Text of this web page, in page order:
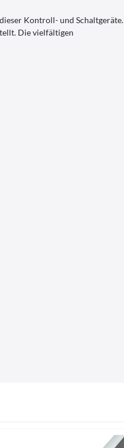
Kontroll- und Schaltgeräte.
Die vielfältigen